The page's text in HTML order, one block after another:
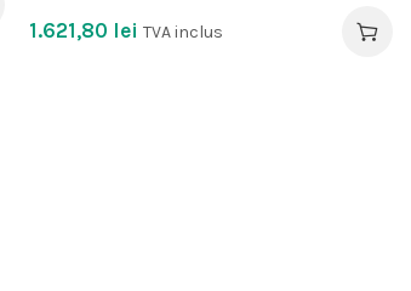
1.621,80 lei TVA inclus